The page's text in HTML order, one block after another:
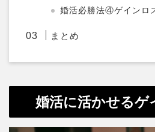
婚活必勝法④ゲインロ
まとめ
婚活に活かせるゲ